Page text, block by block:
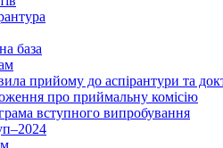
база
прийому до аспірантури та
про приймальну комісію
вступного випробування